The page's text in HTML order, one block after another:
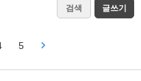
검색 글쓰기
5